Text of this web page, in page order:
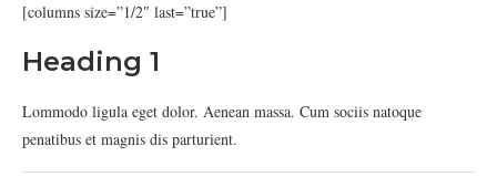
[columns size=”1/2″ last=”true”]
Heading 1
Lommodo ligula eget dolor. Aenean massa. Cum sociis natoque
penatibus et magnis dis parturient.